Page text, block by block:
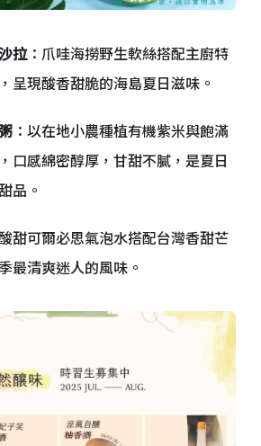
拉：爪哇海撈野生軟絲搭配主廚特
呈現酸香甜脆的海島夏日滋味。
：以在地小農種植有機紫米與飽滿
口感綿密醇厚，甘甜不膩，是夏日
品。
酸甜可爾必思氣泡水搭配台灣香甜芒
最清爽迷人的風味。